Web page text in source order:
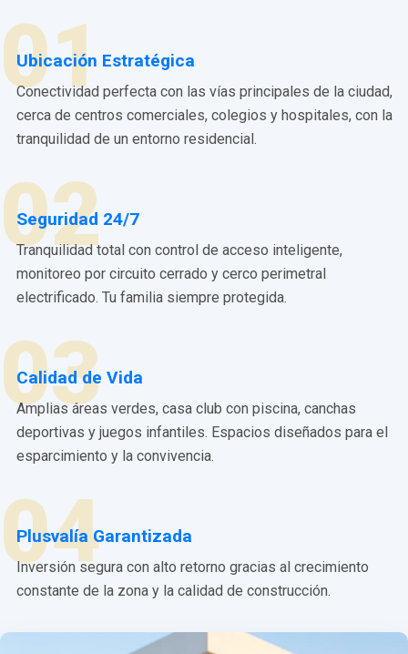
01
Ubicación Estratégica
Conectividad perfecta con las vías principales de la ciudad,
cerca de centros comerciales, colegios y hospitales, con la
tranquilidad de un entorno residencial.
02
Seguridad 24/7
Tranquilidad total con control de acceso inteligente,
monitoreo por circuito cerrado y cerco perimetral
electrificado. Tu familia siempre protegida.
03
Calidad de Vida
Amplias áreas verdes, casa club con piscina, canchas
deportivas y juegos infantiles. Espacios diseñados para el
esparcimiento y la convivencia.
04
Plusvalía Garantizada
Inversión segura con alto retorno gracias al crecimiento
constante de la zona y la calidad de construcción.